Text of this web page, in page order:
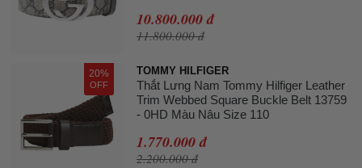
10.800.000 đ
11.800.000 đ
20%
OFF
TOMMY HILFIGER
Thắt Lưng Nam Tommy Hilfiger Leather
Trim Webbed Square Buckle Belt 13759
- 0HD Màu Nâu Size 110
1.770.000 đ
2.200.000 đ